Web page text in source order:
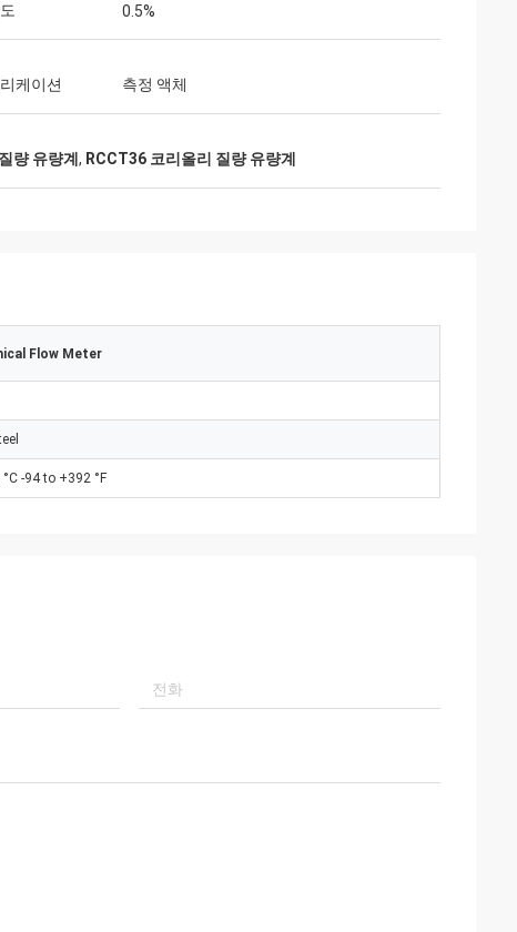
0.5%
케이션 측정 액체
량 유량계 , RCCT36 코리올리 질량 유량계
Flow Meter
-94 to +392 °F